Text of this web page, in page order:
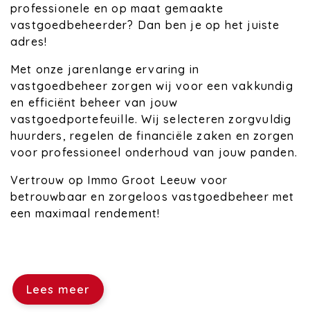
professionele en op maat gemaakte
vastgoedbeheerder? Dan ben je op het juiste
adres!
Met onze jarenlange ervaring in
vastgoedbeheer zorgen wij voor een vakkundig
en efficiënt beheer van jouw
vastgoedportefeuille. Wij selecteren zorgvuldig
huurders, regelen de financiële zaken en zorgen
voor professioneel onderhoud van jouw panden.
Vertrouw op Immo Groot Leeuw voor
betrouwbaar en zorgeloos vastgoedbeheer met
een maximaal rendement!
Lees meer